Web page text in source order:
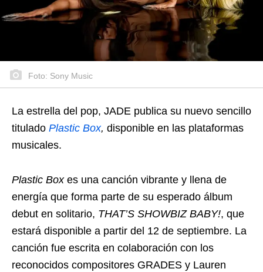
Foto: Sony Music
La estrella del pop, JADE publica su nuevo sencillo
titulado Plastic Box, disponible en las plataformas
musicales.
Plastic Box es una canción vibrante y llena de
energía que forma parte de su esperado álbum
debut en solitario, THAT’S SHOWBIZ BABY!, que
estará disponible a partir del 12 de septiembre. La
canción fue escrita en colaboración con los
reconocidos compositores GRADES y Lauren